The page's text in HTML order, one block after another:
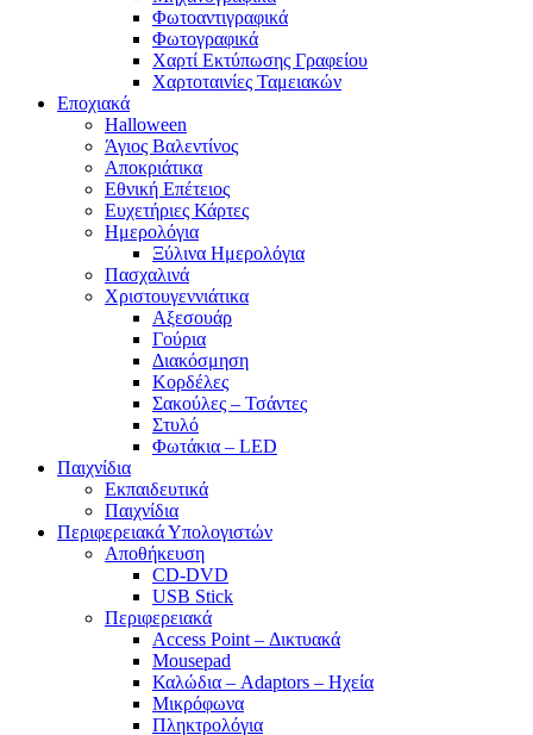
Φωτοαντιγραφικά
Φωτογραφικά
Χαρτί Εκτύπωσης Γραφείου
Χαρτοταινίες Ταμειακών
Εποχιακά
Halloween
Άγιος Βαλεντίνος
Αποκριάτικα
Εθνική Επέτειος
Ευχετήριες Κάρτες
Ημερολόγια
Ξύλινα Ημερολόγια
Πασχαλινά
Χριστουγεννιάτικα
Αξεσουάρ
Γούρια
Διακόσμηση
Κορδέλες
Σακούλες – Τσάντες
Στυλό
Φωτάκια – LED
Παιχνίδια
Εκπαιδευτικά
Παιχνίδια
Περιφερειακά Υπολογιστών
Αποθήκευση
CD-DVD
USB Stick
Περιφερειακά
Access Point – Δικτυακά
Mousepad
Καλώδια – Adaptors – Ηχεία
Μικρόφωνα
Πληκτρολόγια